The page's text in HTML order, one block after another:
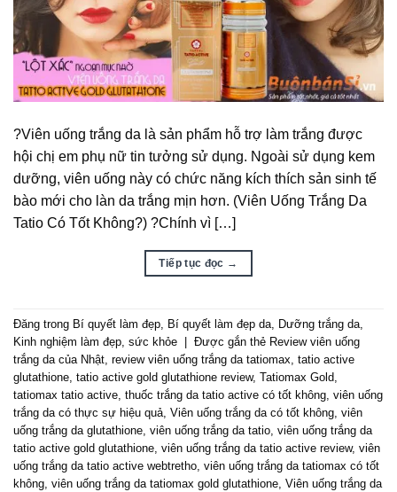
?Viên uống trắng da là sản phẩm hỗ trợ làm trắng được
hội chị em phụ nữ tin tưởng sử dụng. Ngoài sử dụng kem
dưỡng, viên uống này có chức năng kích thích sản sinh tế
bào mới cho làn da trắng mịn hơn. (Viên Uống Trắng Da
Tatio Có Tốt Không?) ?Chính vì […]
Tiếp tục đọc →
Đăng trong Bí quyết làm đẹp Bí quyết làm đẹp da Dưỡng trắng da
Kinh nghiệm làm đẹp sức khỏe Được gắn thẻ Review viên uống
trắng da của Nhật review viên uống trắng da tatiomax tatio active
glutathione tatio active gold glutathione review, Tatiomax Gold
tatiomax tatio active thuốc trắng da tatio active có tốt không viên uống
trắng da có thực sự hiệu quả Viên uống trắng da có tốt không viên
uống trắng da glutathione viên uống trắng da tatio viên uống trắng da
tatio active gold glutathione viên uống trắng da tatio active review, viên
uống trắng da tatio active webtretho viên uống trắng da tatiomax có tốt
không viên uống trắng da tatiomax gold glutathione Viên uống trắng da